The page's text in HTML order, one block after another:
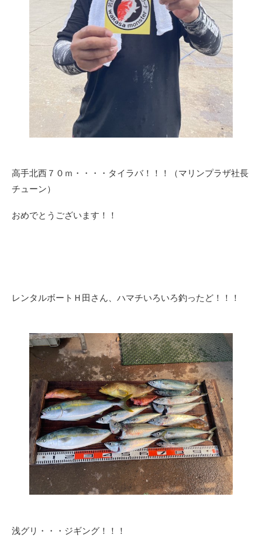
高手北西７０ｍ・・・・タイラバ！！！（マリンプラザ社長
チューン）
おめでとうございます！！
レンタルボートＨ田さん、ハマチいろいろ釣ったど！！！
浅グリ・・・ジギング！！！